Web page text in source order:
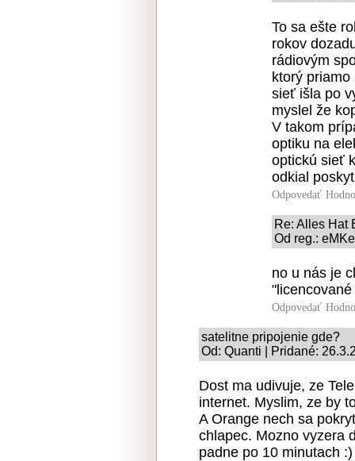
To sa ešte
rokov
rádiovým
ktorý
sieť išla po
myslel že
V takom
optiku na
optickú sieť
odkial
Odpovedať
Re: Alles Hat
Od reg.:
no u nás je
Odpovedať
satelitne pripojenie gde?
Od: Quanti | Pridané:
Dost ma udivuje, ze
internet. Myslim, ze by
A Orange nech sa
chlapec. Mozno vyzera
padne po 10 minutach :)